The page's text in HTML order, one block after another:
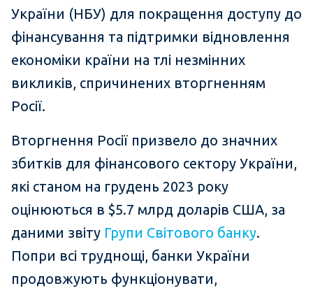
України (НБУ) для покращення доступу до
фінансування та підтримки відновлення
економіки країни на тлі незмінних
викликів, спричинених вторгненням
Росії.
Вторгнення Росії призвело до значних
збитків для фінансового сектору України,
які станом на грудень 2023 року
оцінюються в $5.7 млрд доларів США, за
даними звіту Групи Світового банку.
Попри всі труднощі, банки України
продовжують функціонувати,